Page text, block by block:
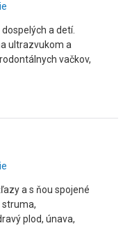
a detí.
ultrazvukom a
vačkov,
a s ňou spojené
struma,
plod, únava,